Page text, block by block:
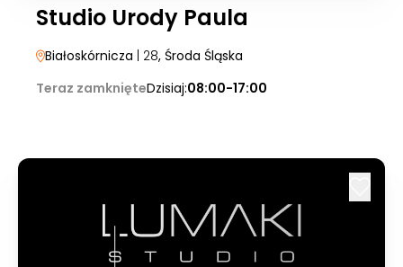
Studio Urody Paula
Białoskórnicza | 28, Środa Śląska
Teraz zamknięteDzisiaj:08:00-17:00